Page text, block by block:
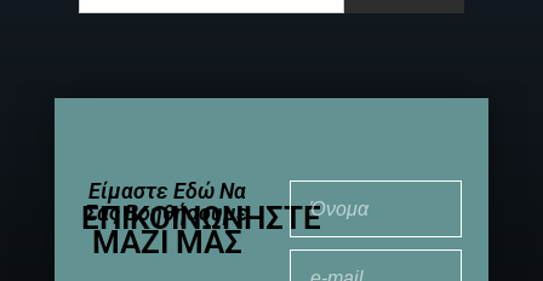
Είμαστε Εδώ Να
Σας Βοηθήσουμε
ΕΠΙΚΟΙΝΩΝΉΣΤΕ
ΜΑΖΊ ΜΑΣ